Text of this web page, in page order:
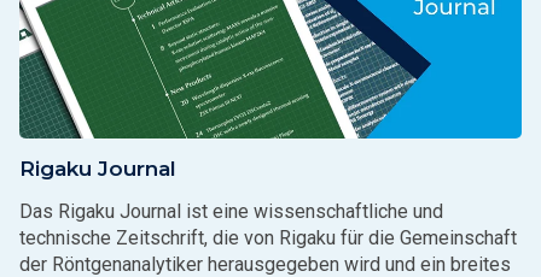
Rigaku Journal
Das Rigaku Journal ist eine wissenschaftliche und
technische Zeitschrift, die von Rigaku für die Gemeinschaft
der Röntgenanalytiker herausgegeben wird und ein breites